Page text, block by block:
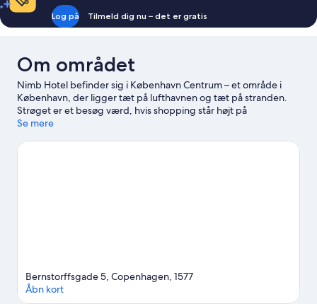
Log på Tilmeld dig nu – det er gratis
Om området
Nimb Hotel befinder sig i København Centrum – et område i
København, der ligger tæt på lufthavnen og tæt på stranden.
Strøget er et besøg værd, hvis shopping står højt på
ønskelisten, mens dem, som ønsker at opleve områdets
Københavns Zoologiske Have. Deltag i et arrangement eller en
Se mere
Bernstorffsgade 5, Copenhagen, 1577
Åbn kort